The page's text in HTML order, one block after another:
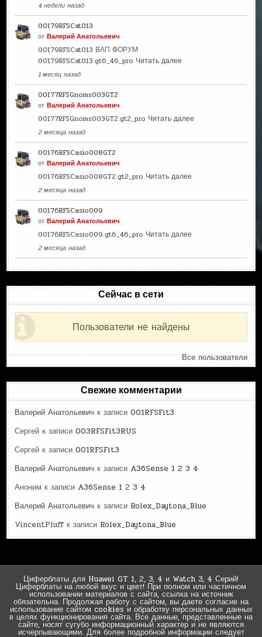
4 недели назад
00179RFSCat013
отВалерий Анатольевич
00179RFSCat013 ВАП ФОРУМ
00179RFSCat013.gt6_46_pro Читать далее
1 месяц назад
00177RFSGnoms003GT2
отВалерий Анатольевич
00177RFSGnoms003GT2.gt2_pro Читать далее
2 месяца назад
00176RFSCasio008GT2
отВалерий Анатольевич
00176RFSCasio008GT2.gt2_pro Читать далее
2 месяца назад
00176RFSCasio009
отВалерий Анатольевич
00176RFSCasio009.gt6_46_pro Читать далее
2 месяца назад
Сейчас в сети
Пользователи не найдены
Все пользователи
Свежие комментарии
Валерий Анатольевич к записи001RFSFit3
Сергей к записи003RFSFit3RUS
Сергей к записи001RFSFit3
Валерий Анатольевич к записи A36Sense 1 2 3 4
Аноним к записи A36Sense 1 2 3 4
Валерий Анатольевич к записи Rolex_Daytona_Blue
VincentPluffк записи Rolex_Daytona_Blue
Циферблаты для Huawei GT 1, 2, 3, 4 и Watch 3, 4 Серий!
Циферблаты на любой вкус и цвет! При полном или частичном
использовании материалов с сайта, ссылка на источник
обязательна. Продолжая работу с сайтом, вы даете согласие на
использование сайтом cookies и обработку персональных данных
в целях функционирования сайта. Все данные, представленные на
сайте, носят сугубо информационный характер и не являются
исчерпывающими. Для более подробной информации следует